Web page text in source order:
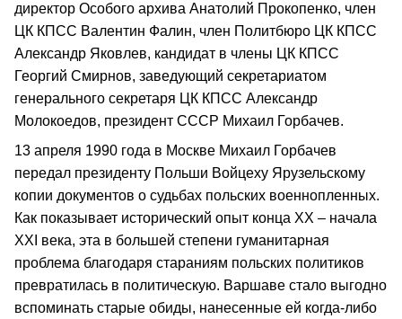
директор Особого архива Анатолий Прокопенко, член
ЦК КПСС Валентин Фалин, член Политбюро ЦК КПСС
Александр Яковлев, кандидат в члены ЦК КПСС
Георгий Смирнов, заведующий секретариатом
генерального секретаря ЦК КПСС Александр
Молокоедов, президент СССР Михаил Горбачев.
13 апреля 1990 года в Москве Михаил Горбачев
передал президенту Польши Войцеху Ярузельскому
копии документов о судьбах польских военнопленных.
Как показывает исторический опыт конца XX – начала
XXI века, эта в большей степени гуманитарная
проблема благодаря стараниям польских политиков
превратилась в политическую. Варшаве стало выгодно
вспоминать старые обиды, нанесенные ей когда-либо